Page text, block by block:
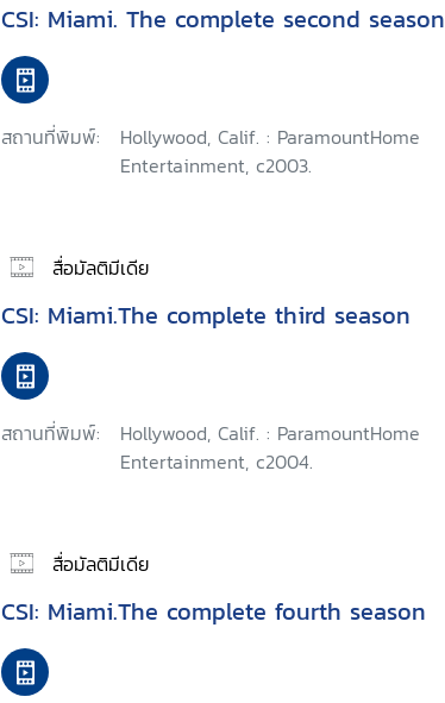
CSI: Miami. The complete second season
สถานที่พิมพ์:
Hollywood, Calif. : ParamountHome
Entertainment, c2003.
สื่อมัลติมีเดีย
CSI: Miami.The complete third season
สถานที่พิมพ์:
Hollywood, Calif. : ParamountHome
Entertainment, c2004.
สื่อมัลติมีเดีย
CSI: Miami.The complete fourth season